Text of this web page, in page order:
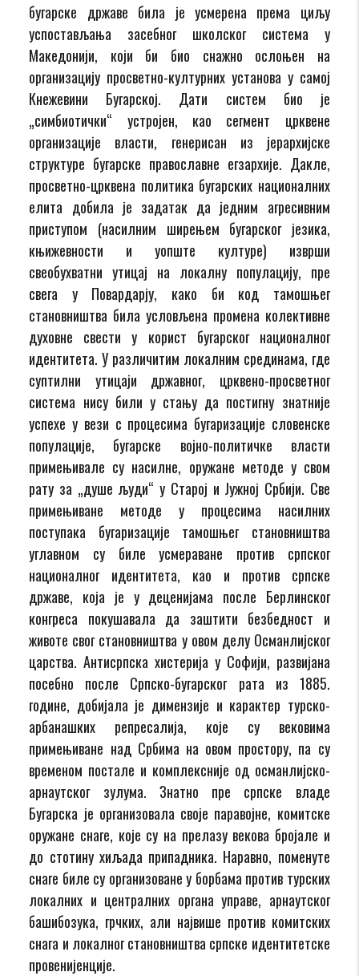
бугарске државе била је усмерена према циљу
успостављања засебног школског система у
Македонији, који би био снажно ослоњен на
организацију просветно-културних установа у самој
Кнежевини Бугарској. Дати систем био је
„симбиотички“ устројен, као сегмент црквене
организације власти, генерисан из јерархијске
структуре бугарске православне егзархије. Дакле,
просветно-црквена политика бугарских националних
елита добила је задатак да једним агресивним
приступом (насилним ширењем бугарског језика,
књижевности и уопште културе) изврши
свеобухватни утицај на локалну популацију, пре
свега у Повардарју, како би код тамошњег
становништва била условљена промена колективне
духовне свести у корист бугарског националног
идентитета. У различитим локалним срединама, где
суптилни утицаји државног, црквено-просветног
система нису били у стању да постигну знатније
успехе у вези с процесима бугаризације словенске
популације, бугарске војно-политичке власти
примењивале су насилне, оружане методе у свом
рату за „душе људи“ у Старој и Јужној Србији. Све
примењиване методе у процесима насилних
поступака бугаризације тамошњег становништва
углавном су биле усмераване против српског
националног идентитета, као и против српске
државе, која је у деценијама после Берлинског
конгреса покушавала да заштити безбедност и
животе свог становништва у овом делу Османлијског
царства. Антисрпска хистерија у Софији, развијана
посебно после Српско-бугарског рата из 1885.
године, добијала је димензије и карактер турско-
арбанашких репресалија, које су вековима
примењиване над Србима на овом простору, па су
временом постале и комплексније од османлијско-
арнаутског зулума. Знатно пре српске владе
Бугарска је организовала своје паравојне, комитске
оружане снаге, које су на прелазу векова бројале и
до стотину хиљада припадника. Наравно, поменуте
снаге биле су организоване у борбама против турских
локалних и централних органа управе, арнаутског
башибозука, грчких, али највише против комитских
снага и локалног становништва српске идентитетске
провенијенције.